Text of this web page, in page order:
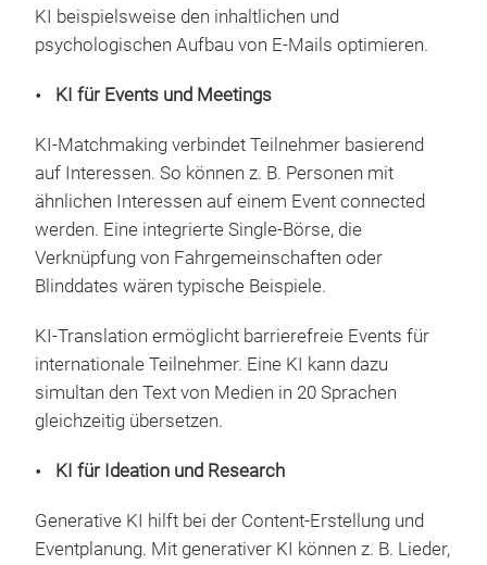
KI beispielsweise den inhaltlichen und
psychologischen Aufbau von E-Mails optimieren.
KI für Events und Meetings
KI-Matchmaking verbindet Teilnehmer basierend
auf Interessen. So können z. B. Personen mit
ähnlichen Interessen auf einem Event connected
werden. Eine integrierte Single-Börse, die
Verknüpfung von Fahrgemeinschaften oder
Blinddates wären typische Beispiele.
KI-Translation ermöglicht barrierefreie Events für
internationale Teilnehmer. Eine KI kann dazu
simultan den Text von Medien in 20 Sprachen
gleichzeitig übersetzen.
KI für Ideation und Research
Generative KI hilft bei der Content-Erstellung und
Eventplanung. Mit generativer KI können z. B. Lieder,